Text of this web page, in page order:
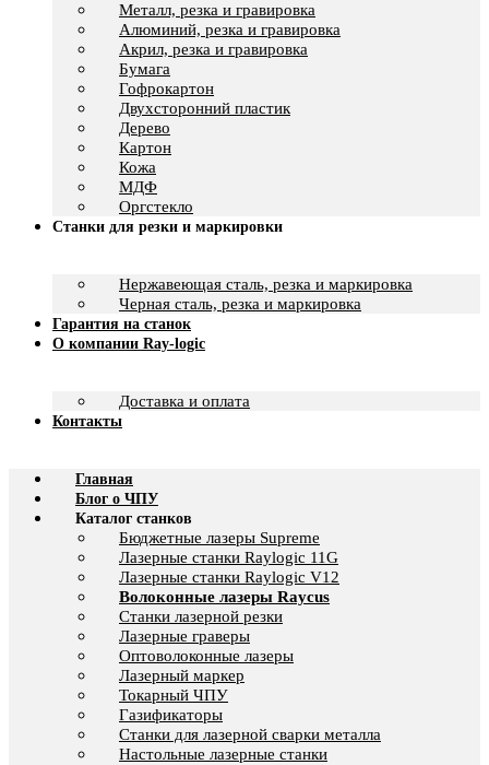
Металл, резка и гравировка
Алюминий, резка и гравировка
Акрил, резка и гравировка
Бумага
Гофрокартон
Двухсторонний пластик
Дерево
Картон
Кожа
МДФ
Оргстекло
Станки для резки и маркировки
Нержавеющая сталь, резка и маркировка
Черная сталь, резка и маркировка
Гарантия на станок
О компании Ray-logic
Доставка и оплата
Контакты
Главная
Блог о ЧПУ
Каталог станков
Бюджетные лазеры Supreme
Лазерные станки Raylogic 11G
Лазерные станки Raylogic V12
Волоконные лазеры Raycus
Станки лазерной резки
Лазерные граверы
Оптоволоконные лазеры
Лазерный маркер
Токарный ЧПУ
Газификаторы
Cтанки для лазерной сварки металла
Настольные лазерные станки